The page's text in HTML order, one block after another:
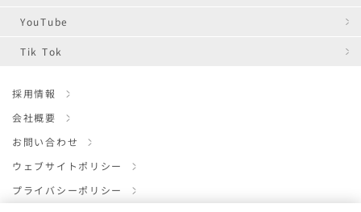
YouTube
Tik Tok
採用情報
会社概要
お問い合わせ
ウェブサイトポリシー
プライバシーポリシー